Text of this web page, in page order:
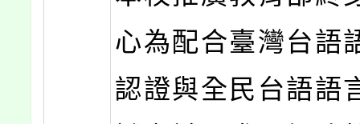
心為配合臺灣台語
認證與全民台語語